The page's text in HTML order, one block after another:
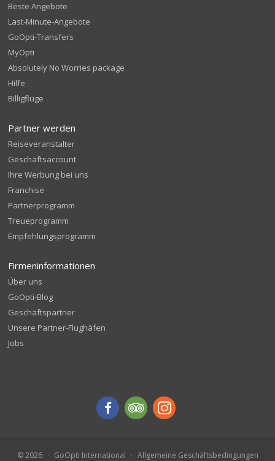
Beste Angebote
Last-Minute-Angebote
GoOpti-Transfers
MyOpti
Absolutely No Worries package
Hilfe
Billigflüge
Partner werden
Reiseveranstalter
Geschäftsaccount
Ihre Werbung bei uns
Franchise
Partnerprogramm
Treueprogramm
Empfehlungsprogramm
Firmeninformationen
Über uns
GoOpti-Blog
Geschäftspartner
Unsere Partner-Flughäfen
Jobs
© 2026 GoOpti International Allgemeine Geschäftsbedingungen